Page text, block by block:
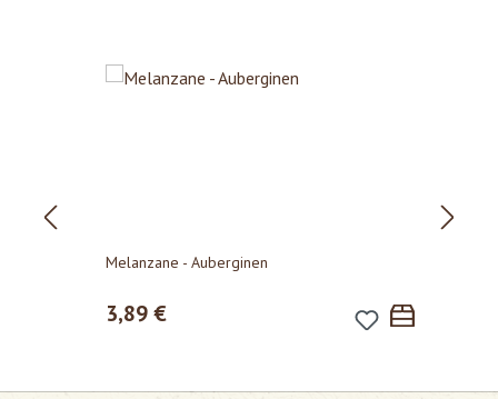
Produktgalerie überspringen
Melanzane - Auberginen
Regulärer Preis:
3,89 €